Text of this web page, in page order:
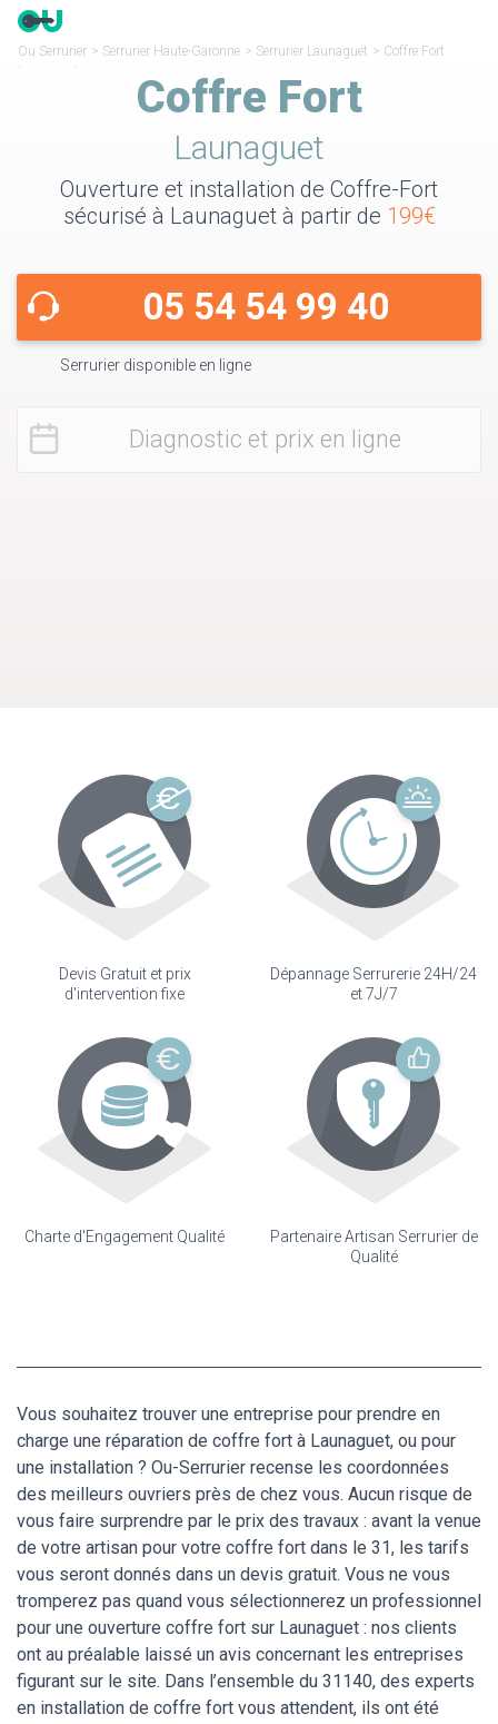
Ou Serrurier > Serrurier Haute-Garonne > Serrurier Launaguet > Coffre Fort
Launaguet
Coffre Fort
Launaguet
Ouverture et installation de Coffre-Fort
sécurisé à Launaguet à partir de 199€
05 54 54 99 40
Serrurier disponible en ligne
Diagnostic et prix en ligne
Devis Gratuit et prix
d'intervention fixe
Dépannage Serrurerie 24H/24
et 7J/7
Charte d'Engagement Qualité
Partenaire Artisan Serrurier de
Qualité
Vous souhaitez trouver une entreprise pour prendre en
charge une réparation de coffre fort à Launaguet, ou pour
une installation ? Ou-Serrurier recense les coordonnées
des meilleurs ouvriers près de chez vous. Aucun risque de
vous faire surprendre par le prix des travaux : avant la venue
de votre artisan pour votre coffre fort dans le 31, les tarifs
vous seront donnés dans un devis gratuit. Vous ne vous
tromperez pas quand vous sélectionnerez un professionnel
pour une ouverture coffre fort sur Launaguet : nos clients
ont au préalable laissé un avis concernant les entreprises
figurant sur le site. Dans l’ensemble du 31140, des experts
en installation de coffre fort vous attendent, ils ont été